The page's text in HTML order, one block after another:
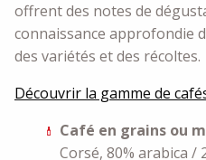
offrent des notes de
connaissance approfondie
des variétés et des récoltes.
Découvrir la gamme de
Café en grains ou
Corsé, 80% arabica /